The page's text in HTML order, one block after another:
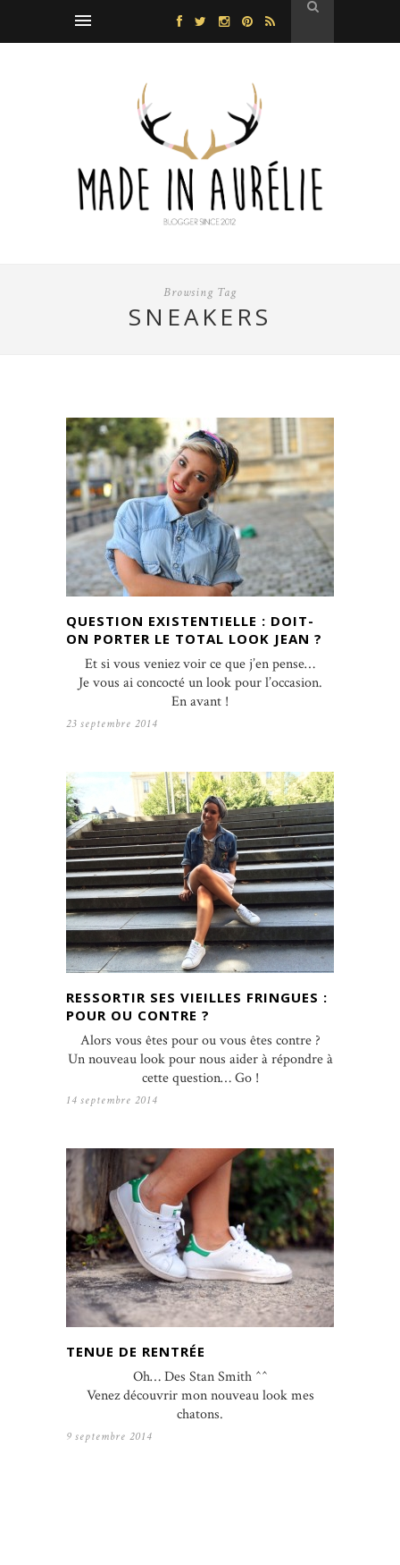
Browsing Tag
SNEAKERS
QUESTION EXISTENTIELLE : DOIT-
ON PORTER LE TOTAL LOOK JEAN ?
Et si vous veniez voir ce que j’en pense…
Je vous ai concocté un look pour l’occasion.
En avant !
23 septembre 2014
RESSORTIR SES VIEILLES FRINGUES :
POUR OU CONTRE ?
Alors vous êtes pour ou vous êtes contre ?
Un nouveau look pour nous aider à répondre à
cette question… Go !
14 septembre 2014
TENUE DE RENTRÉE
Oh… Des Stan Smith ^^
Venez découvrir mon nouveau look mes
chatons.
9 septembre 2014